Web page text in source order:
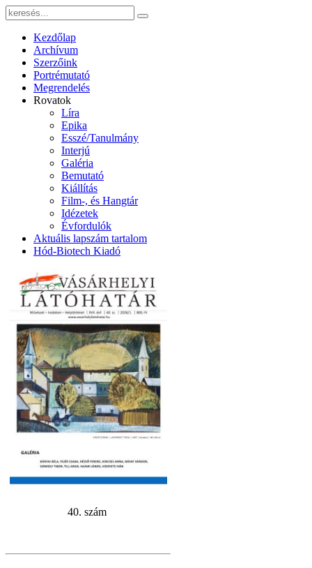
Kezdőlap
Archívum
Szerzőink
Portrémutató
Megrendelés
Rovatok
Líra
Epika
Esszé/Tanulmány
Interjú
Galéria
Bemutató
Kiállítás
Film-, és Hangtár
Idézetek
Évfordulók
Aktuális lapszám tartalom
Hód-Biotech Kiadó
40. szám